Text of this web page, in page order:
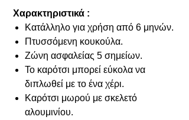
Χαρακτηριστικά :
Κατάλληλο για χρήση από 6 μηνών.
Πτυσσόμενη κουκούλα.
Ζώνη ασφαλείας 5 σημείων.
Το καρότσι μπορεί εύκολα να
διπλωθεί με το ένα χέρι.
Καρότσι μωρού με σκελετό
αλουμινίου.